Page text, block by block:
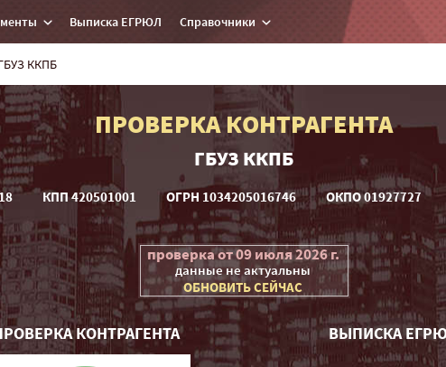
Выписка ЕГРЮЛ Справочники
ККПБ
ПРОВЕРКА КОНТРАГЕНТА
ГБУЗ ККПБ
КПП 420501001 ОГРH 1034205016746 ОКПО 01927727
проверка от 09 июля 2026 г.
данные не актуальны
ОБНОВИТЬ СЕЙЧАС
КОНТРАГЕНТА ВЫПИСКА